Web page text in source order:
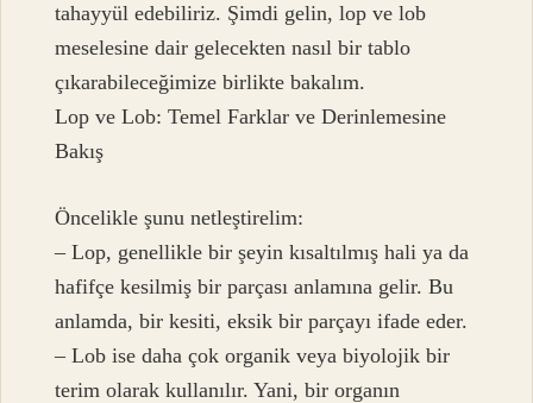
tahayyül edebiliriz. Şimdi gelin, lop ve lob
meselesine dair gelecekten nasıl bir tablo
çıkarabileceğimize birlikte bakalım.
Lop ve Lob: Temel Farklar ve Derinlemesine
Bakış
Öncelikle şunu netleştirelim:
– Lop, genellikle bir şeyin kısaltılmış hali ya da
hafifçe kesilmiş bir parçası anlamına gelir. Bu
anlamda, bir kesiti, eksik bir parçayı ifade eder.
– Lob ise daha çok organik veya biyolojik bir
terim olarak kullanılır. Yani, bir organın